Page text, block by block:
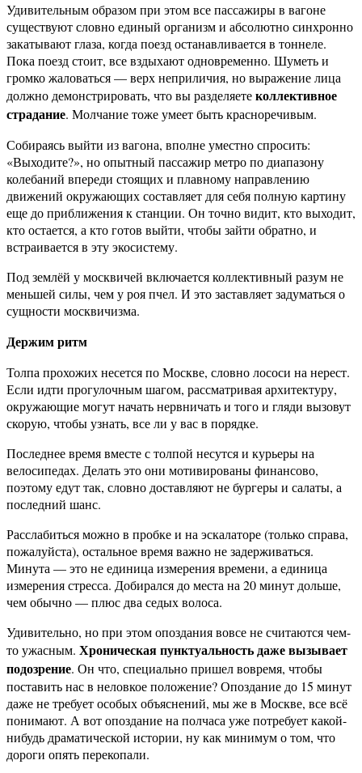
Удивительным образом при этом все пассажиры в вагоне
существуют словно единый организм и абсолютно синхронно
закатывают глаза, когда поезд останавливается в тоннеле.
Пока поезд стоит, все вздыхают одновременно. Шуметь и
громко жаловаться — верх неприличия, но выражение лица
должно демонстрировать, что вы разделяетеколлективное
страдание. Молчание тоже умеет быть красноречивым.
Собираясь выйти из вагона, вполне уместно спросить:
«Выходите?», но опытный пассажир метро по диапазону
колебаний впереди стоящих и плавному направлению
движений окружающих составляет для себя полную картину
еще до приближения к станции. Он точно видит, кто выходит,
кто остается, а кто готов выйти, чтобы зайти обратно, и
встраивается в эту экосистему.
Под землёй у москвичей включается коллективный разум не
меньшей силы, чем у роя пчел. И это заставляет задуматься о
сущности москвичизма.
Держим ритм
Толпа прохожих несется по Москве, словно лососи на нерест.
Если идти прогулочным шагом, рассматривая архитектуру,
окружающие могут начать нервничать и того и гляди вызовут
скорую, чтобы узнать, все ли у вас в порядке.
Последнее время вместе с толпой несутся и курьеры на
велосипедах. Делать это они мотивированы финансово,
поэтому едут так, словно доставляют не бургеры и салаты, а
последний шанс.
Расслабиться можно в пробке и на эскалаторе (только справа,
пожалуйста), остальное время важно не задерживаться.
Минута — это не единица измерения времени, а единица
измерения стресса. Добирался до места на 20 минут дольше,
чем обычно — плюс два седых волоса.
Удивительно, но при этом опоздания вовсе не считаются чем-
то ужасным. Хроническая пунктуальность даже вызывает
подозрение. Он что, специально пришел вовремя, чтобы
поставить нас в неловкое положение? Опоздание до 15 минут
даже не требует особых объяснений, мы же в Москве, все всё
понимают. А вот опоздание на полчаса уже потребует какой-
нибудь драматической истории, ну как минимум о том, что
дороги опять перекопали.